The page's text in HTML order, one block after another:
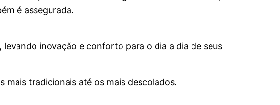
é assegurada.
inovação e conforto para o dia a dia de seus
mais tradicionais até os mais descolados.